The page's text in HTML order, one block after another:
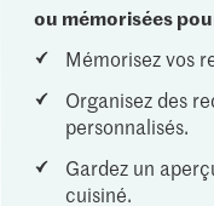
ou mémorisées
Mémorisez vos
Organisez des
personnalisés.
Gardez un
cuisiné.